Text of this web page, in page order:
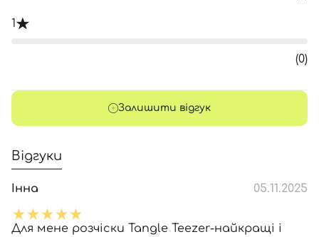
1
(0)
Залишити відгук
Відгуки
Інна 05.11.2025
Для мене розчіски Tangle Teezer-найкращі і